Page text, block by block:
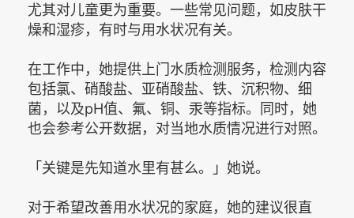
尤其对儿童更为重要。一些常见问题，如皮肤干
燥和湿疹，有时与用水状况有关。
在工作中，她提供上门水质检测服务，检测内容
包括氯、硝酸盐、亚硝酸盐、铁、沉积物、细
菌，以及pH值、氟、铜、汞等指标。同时，她
也会参考公开数据，对当地水质情况进行对照。
「关键是先知道水里有甚么。」她说。
对于希望改善用水状况的家庭，她的建议很直